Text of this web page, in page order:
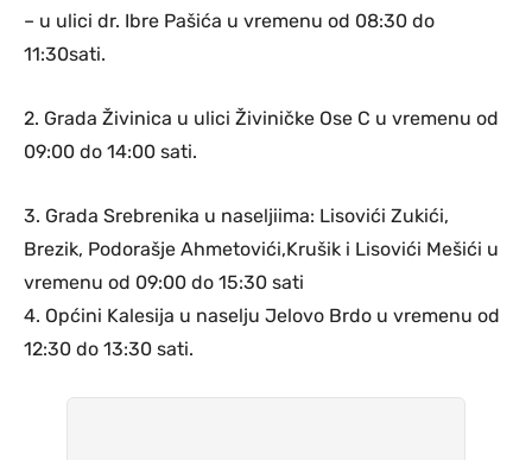
– u ulici dr. Ibre Pašića u vremenu od 08:30 do
11:30sati.
2. Grada Živinica u ulici Živiničke Ose C u vremenu od
09:00 do 14:00 sati.
3. Grada Srebrenika u naseljiima: Lisovići Zukići,
Brezik, Podorašje Ahmetovići,Krušik i Lisovići Mešići u
vremenu od 09:00 do 15:30 sati
4. Općini Kalesija u naselju Jelovo Brdo u vremenu od
12:30 do 13:30 sati.